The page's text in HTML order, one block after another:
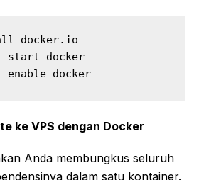
docker.io
start docker
enable docker
ke VPS dengan Docker
Anda membungkus seluruh
dalam satu kontainer.